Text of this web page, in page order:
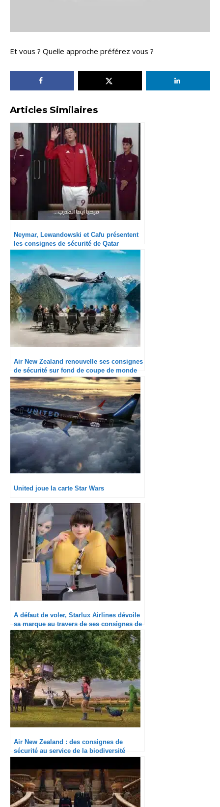
Et vous ? Quelle approche préférez vous ?
Articles Similaires
Neymar, Lewandowski et Cafu présentent
les consignes de sécurité de Qatar
Airways
Air New Zealand renouvelle ses consignes
de sécurité sur fond de coupe de monde
de Rugby (avec du Louis Litt inside…)
United joue la carte Star Wars
A défaut de voler, Starlux Airlines dévoile
sa marque au travers de ses consignes de
sécurité
Air New Zealand : des consignes de
sécurité au service de la biodiversité